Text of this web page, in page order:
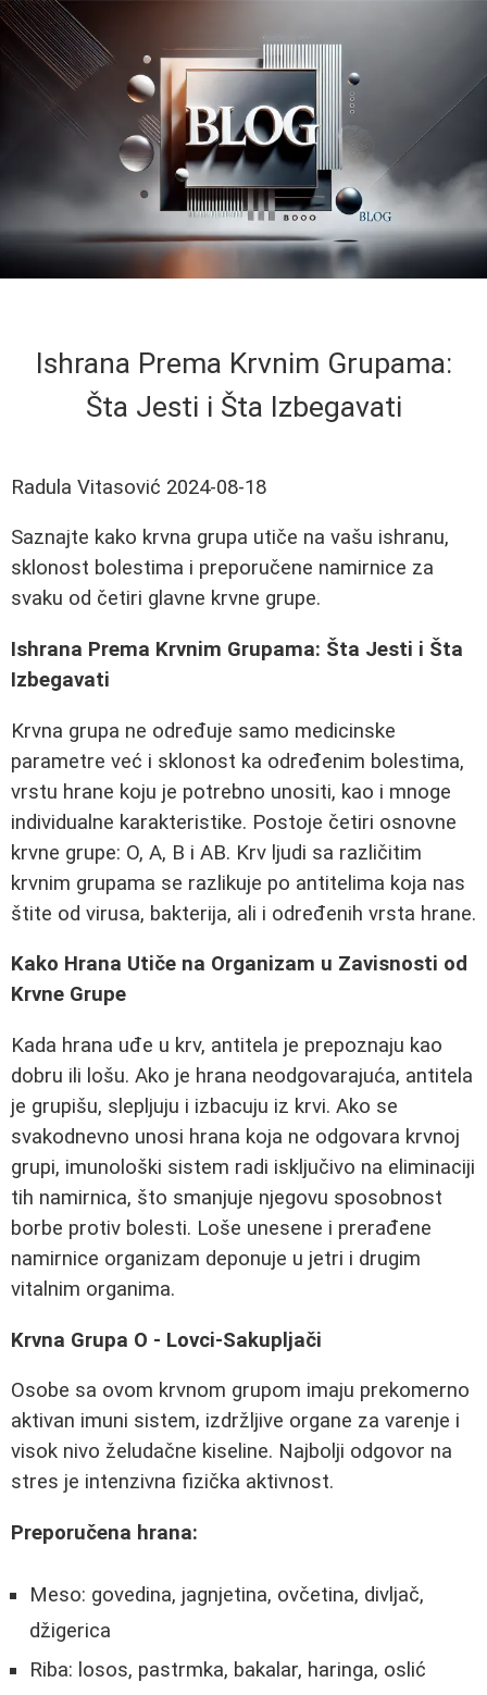
Ishrana Prema Krvnim Grupama:
Šta Jesti i Šta Izbegavati
Radula Vitasović 2024-08-18
Saznajte kako krvna grupa utiče na vašu ishranu,
sklonost bolestima i preporučene namirnice za
svaku od četiri glavne krvne grupe.
Ishrana Prema Krvnim Grupama: Šta Jesti i Šta
Izbegavati
Krvna grupa ne određuje samo medicinske
parametre već i sklonost ka određenim bolestima,
vrstu hrane koju je potrebno unositi, kao i mnoge
individualne karakteristike. Postoje četiri osnovne
krvne grupe: O, A, B i AB. Krv ljudi sa različitim
krvnim grupama se razlikuje po antitelima koja nas
štite od virusa, bakterija, ali i određenih vrsta hrane.
Kako Hrana Utiče na Organizam u Zavisnosti od
Krvne Grupe
Kada hrana uđe u krv, antitela je prepoznaju kao
dobru ili lošu. Ako je hrana neodgovarajuća, antitela
je grupišu, slepljuju i izbacuju iz krvi. Ako se
svakodnevno unosi hrana koja ne odgovara krvnoj
grupi, imunološki sistem radi isključivo na eliminaciji
tih namirnica, što smanjuje njegovu sposobnost
borbe protiv bolesti. Loše unesene i prerađene
namirnice organizam deponuje u jetri i drugim
vitalnim organima.
Krvna Grupa O - Lovci-Sakupljači
Osobe sa ovom krvnom grupom imaju prekomerno
aktivan imuni sistem, izdržljive organe za varenje i
visok nivo želudačne kiseline. Najbolji odgovor na
stres je intenzivna fizička aktivnost.
Preporučena hrana:
Meso: govedina, jagnjetina, ovčetina, divljač,
džigerica
Riba: losos, pastrmka, bakalar, haringa, oslić